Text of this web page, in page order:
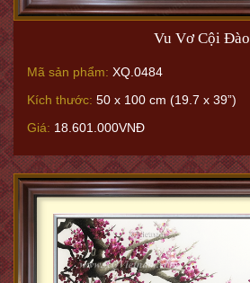
Vu Vơ Cội Đào
Mã sản phẩm: XQ.0484
Kích thước: 50 x 100 cm (19.7 x 39”)
Giá: 18.601.000VNĐ